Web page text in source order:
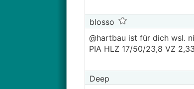
blosso
@­hartbau ist für dich wsl.
PIA HLZ 17/50/23,8 VZ
Deep